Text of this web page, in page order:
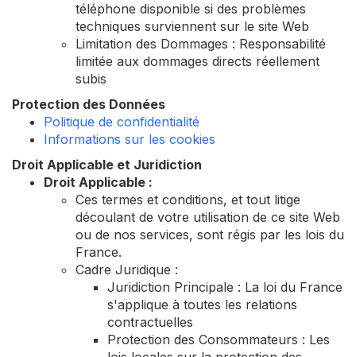
téléphone disponible si des problèmes
techniques surviennent sur le site Web
Limitation des Dommages : Responsabilité
limitée aux dommages directs réellement
subis
Protection des Données
Politique de confidentialité
Informations sur les cookies
Droit Applicable et Juridiction
Droit Applicable :
Ces termes et conditions, et tout litige
découlant de votre utilisation de ce site Web
ou de nos services, sont régis par les lois du
France.
Cadre Juridique :
Juridiction Principale : La loi du France
s'applique à toutes les relations
contractuelles
Protection des Consommateurs : Les